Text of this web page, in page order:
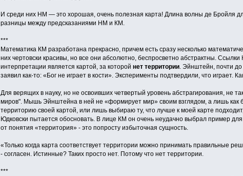
И среди них НМ — это хорошая, очень полезная карта! Длина волны де Бройля
разницы между предсказаниями НМ и КМ.
***
Математика КМ разработана прекрасно, причем есть сразу несколько
них чертовски красивы, но все они абсолютно, беспросветно абстрактны.
интерпретации является картой, за которой нет территории. Эйнштейн, почти до
заявил как-то: «Бог не играет в кости». Эксперименты подтвердили, что играет.
Для верящих в науку, но не освоивших четвертый уровень абстрагирования, не
миров". Мышь Эйнштейна в ней не «формирует мир» своим взглядом, а лишь
территорию своей картой, или лишь выбираю ту, что лучше к моей карте
Юдковски пытается обосновать. В лице КМ он очень неудачно выбрал пример
от понятия «территория» - это попросту избыточная сущность.
«Только когда карта соответствует территории можно принимать правильные
- согласен. Истинные? Таких просто нет. Потому что нет территории.
***